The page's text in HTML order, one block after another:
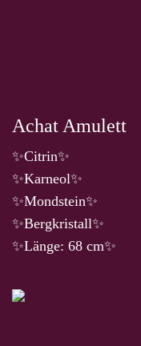
Achat Amulett
✨Citrin✨
✨Karneol✨
✨Mondstein✨
✨Bergkristall✨
✨Länge: 68 cm✨